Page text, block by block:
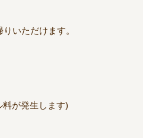
いただけます。
が発生します)